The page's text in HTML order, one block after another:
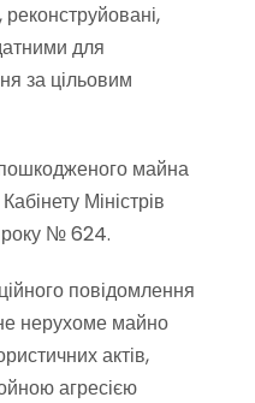
реконструйовані,
для
за цільовим
майна
Міністрів
року № 624.
повідомлення
нерухоме майно
актів,
агресією